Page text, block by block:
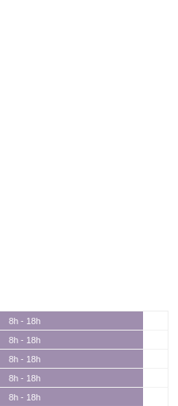
8h - 18h
8h - 18h
8h - 18h
8h - 18h
8h - 18h